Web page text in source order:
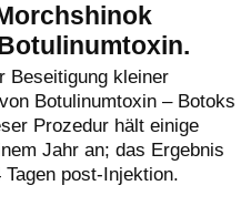
Beseitigung kleiner
Botulinumtoxin – Botoks
Prozedur hält einige
Jahr an; das Ergebnis
post-Injektion.